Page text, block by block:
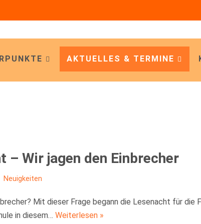
AKTUELLES & TERMINE
– Wir jagen den Einbrecher
Neuigkeiten
Mit dieser Frage begann die Lesenacht für die
in diesem… Weiterlesen »